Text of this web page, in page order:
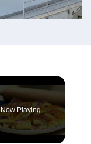
Now Playing